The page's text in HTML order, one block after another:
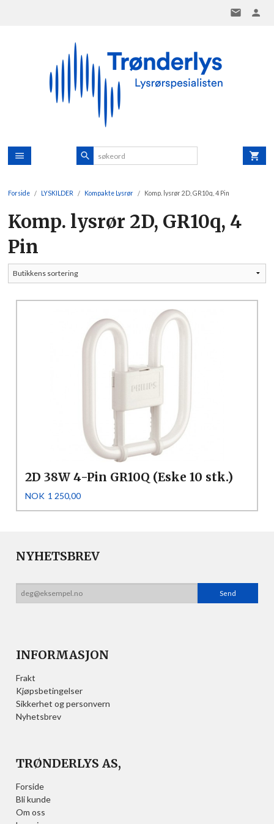
Forside LYSKILDER Kompakte Lysrør Komp. lysrør 2D, GR10q, 4 Pin
Komp. lysrør 2D, GR10q, 4
Pin
2D 38W 4-Pin GR10Q (Eske 10 stk.)
Pris
NOK 1 250,00
NYHETSBREV
INFORMASJON
Frakt
Kjøpsbetingelser
Sikkerhet og personvern
Nyhetsbrev
TRØNDERLYS AS,
Forside
Bli kunde
Om oss